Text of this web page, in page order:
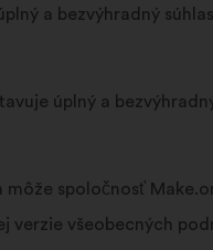
a bezvýhradný
úplný a
spoločnosť
verzie všeobecných